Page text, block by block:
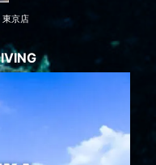
東京店